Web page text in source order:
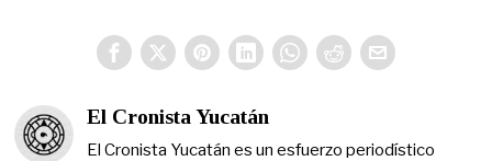
El Cronista Yucatán
El Cronista Yucatán es un esfuerzo periodístico